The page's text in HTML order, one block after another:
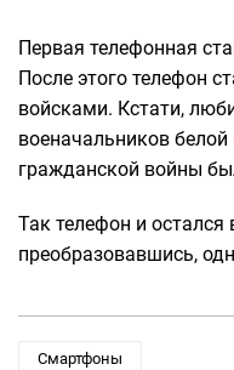
Первая телефонная
После этого телефон
войсками. Кстати,
военачальников
гражданской войны
Так телефон и
преобразовавшись,
Смартфоны